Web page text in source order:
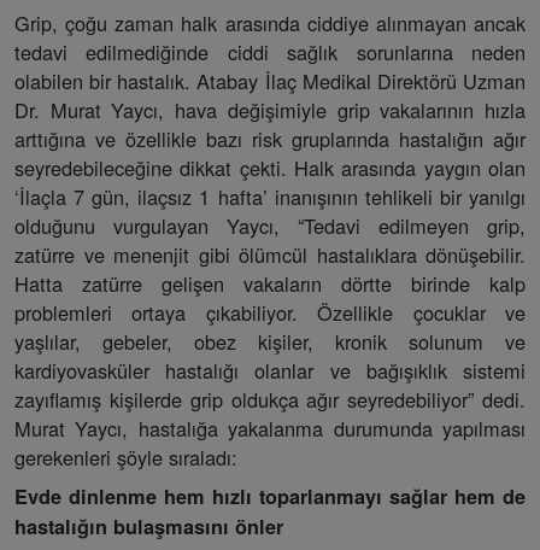
Grip, çoğu zaman halk arasında ciddiye alınmayan ancak
tedavi edilmediğinde ciddi sağlık sorunlarına neden
olabilen bir hastalık. Atabay İlaç Medikal Direktörü Uzman
Dr. Murat Yaycı, hava değişimiyle grip vakalarının hızla
arttığına ve özellikle bazı risk gruplarında hastalığın ağır
seyredebileceğine dikkat çekti. Halk arasında yaygın olan
‘İlaçla 7 gün, ilaçsız 1 hafta’ inanışının tehlikeli bir yanılgı
olduğunu vurgulayan Yaycı, “Tedavi edilmeyen grip,
zatürre ve menenjit gibi ölümcül hastalıklara dönüşebilir.
Hatta zatürre gelişen vakaların dörtte birinde kalp
problemleri ortaya çıkabiliyor. Özellikle çocuklar ve
yaşlılar, gebeler, obez kişiler, kronik solunum ve
kardiyovasküler hastalığı olanlar ve bağışıklık sistemi
zayıflamış kişilerde grip oldukça ağır seyredebiliyor” dedi.
Murat Yaycı, hastalığa yakalanma durumunda yapılması
gerekenleri şöyle sıraladı:
Evde dinlenme hem hızlı toparlanmayı sağlar hem de
hastalığın bulaşmasını önler